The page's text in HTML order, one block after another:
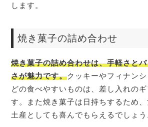
します。
焼き菓子の詰め合わせ
焼き菓子の詰め合わせは、手軽さと
さが魅力です。クッキーやフィナン
どの食べやすいものは、差し入れの
す。また焼き菓子は日持ちするため
土産としても喜んでもらえるでしょう